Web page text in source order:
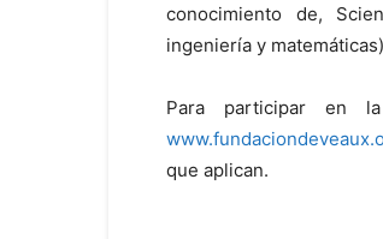
conocimiento de,
ingeniería y matemáticas)
Para participar en
que aplican.